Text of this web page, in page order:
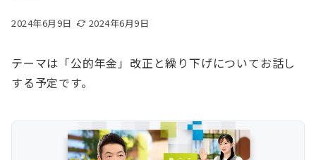
2024年6月9日 2024年6月9日
テーマは「公的年金」改正と繰り下げについてお話し
する予定です。